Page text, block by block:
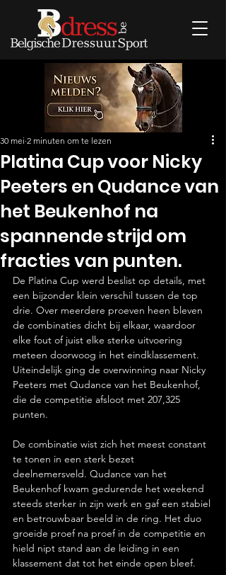
Platina Cup voor Nicky
Peeters en Qudance van
het Beukenhof na
spannende strijd om
fracties van punten.
30 mei 2 minuten om te lezen
De Platina Cup werd beslist op details, met
een bijzonder klein verschil tussen de top
drie. Over meerdere proeven heen bleven
de combinaties dicht bij elkaar, waardoor
elke fout of juist elke sterke uitvoering
meteen doorwoog in het eindklassement.
Uiteindelijk ging de overwinning naar Nicky
Peeters met Qudance van het Beukenhof,
die de competitie afsloot met 207,325
punten.
De combinatie wist zich het meest constant
te tonen in een sterk bezet
deelnemersveld. Qudance van het
Beukenhof kwam gedurende het weekend
steeds sterker in zijn werk en gaf een stabiel
en betrouwbaar beeld in de ring. Het duo
groeide proef na proef in de competitie en
hield nipt stand aan de leiding in een
klassement dat tot het einde open bleef.